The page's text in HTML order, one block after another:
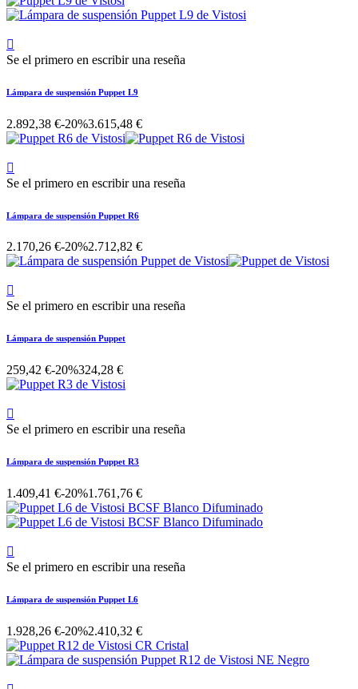

Se el primero en escribir una reseña
Lámpara de suspensión Puppet L9
2.892,38 €-20%3.615,48 €

Se el primero en escribir una reseña
Lámpara de suspensión Puppet R6
2.170,26 €-20%2.712,82 €

Se el primero en escribir una reseña
Lámpara de suspensión Puppet
259,42 €-20%324,28 €

Se el primero en escribir una reseña
Lámpara de suspensión Puppet R3
1.409,41 €-20%1.761,76 €

Se el primero en escribir una reseña
Lámpara de suspensión Puppet L6
1.928,26 €-20%2.410,32 €